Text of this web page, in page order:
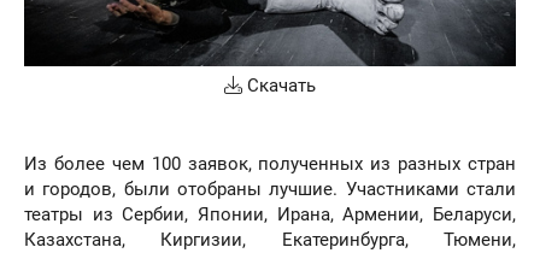
Скачать
Из более чем 100 заявок, полученных из разных стран
и городов, были отобраны лучшие. Участниками стали
театры из Сербии, Японии, Ирана, Армении, Беларуси,
Казахстана, Киргизии, Екатеринбурга, Тюмени,